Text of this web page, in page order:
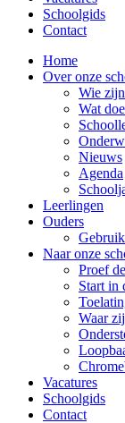
Schoolgids
Contact
Home
Over onze
Wie
Wat
Nieuws
Agenda
Leerlingen
Ouders
Naar onze
Proef
Start in
Waar
Vacatures
Schoolgids
Contact